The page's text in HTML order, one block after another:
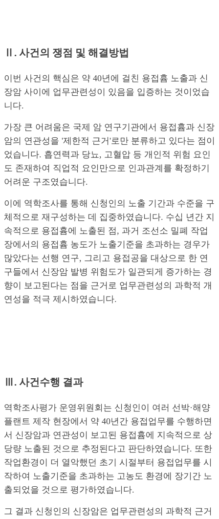
Ⅱ. 사건의 쟁점 및 해결방법
이번 사건의 핵심은 약 40년에 걸친 용접흄 노출과 신
장암 사이에 업무관련성이 있음을 입증하는 것이었습
니다.
가장 큰 어려움은 국제 암 연구기관에서 용접흄과 신장
암의 연관성을 '제한적 근거'로만 분류하고 있다는 점이
었습니다. 흡연력과 당뇨, 고혈압 등 개인적 위험 요인
도 존재하여 직업적 요인만으로 인과관계를 확정하기
어려운 구조였습니다.
이에 역학조사를 통해 신청인의 노출 기간과 수준을 구
체적으로 재구성하는 데 집중하였습니다. 수십 년간 지
속적으로 용접흄에 노출된 점, 과거 조선소 밀폐 작업
장에서의 용접흄 농도가 노출기준을 초과하는 경우가
많았다는 선행 연구, 그리고 용접공을 대상으로 한 연
구들에서 신장암 발병 위험도가 일관되게 증가하는 경
향이 보고된다는 점을 근거로 업무관련성의 과학적 개
연성을 적극 제시하였습니다.
Ⅲ. 사건수행 결과
역학조사평가 운영위원회는 신청인이 여러 선박·해양
플랜트 제작 현장에서 약 40년간 용접업무를 수행하면
서 신장암과 연관성이 보고된 용접흄에 지속적으로 상
당량 노출된 것으로 추정된다고 판단하였습니다. 또한
작업환경이 더 열악했던 초기 시절부터 용접업무를 시
작하여 노출기준을 초과하는 고농도 환경에 장기간 노
출되었을 것으로 평가하였습니다.
그 결과 신청인의 신장암은 업무관련성의 과학적 근거